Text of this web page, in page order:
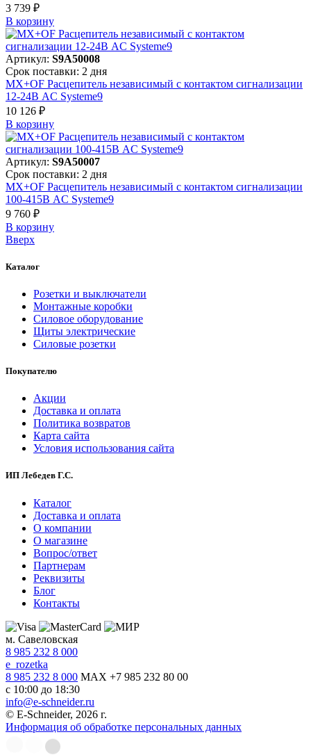
3 739 ₽
В корзинy
Артикул: S9A50008
Срок поставки: 2 дня
MX+OF Расцепитель независимый с контактом сигнализации
12-24В AC Systeme9
10 126 ₽
В корзинy
Артикул: S9A50007
Срок поставки: 2 дня
MX+OF Расцепитель независимый с контактом сигнализации
100-415В AC Systeme9
9 760 ₽
В корзинy
Вверх
Каталог
Розетки и выключатели
Монтажные коробки
Силовое оборудование
Щиты электрические
Силовые розетки
Покупателю
Акции
Доставка и оплата
Политика возвратов
Карта сайта
Условия использования сайта
ИП Лебедев Г.С.
Каталог
Доставка и оплата
О компании
О магазине
Вопрос/ответ
Партнерам
Реквизиты
Блог
Контакты
м. Савеловская
8 985 232 8 000
e_rozetka
8 985 232 8 000 MAX +7 985 232 80 00
с 10:00 до 18:30
info@e-schneider.ru
© E-Schneider, 2026 г.
Информация об обработке персональных данных